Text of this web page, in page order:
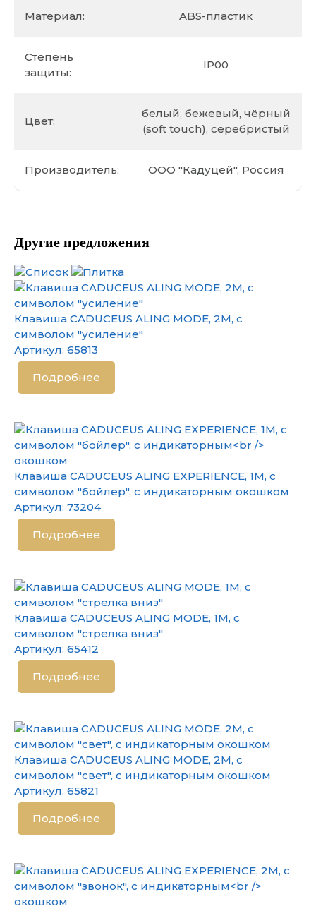
Материал: ABS-пластик
Степень
защиты:
IP00
Цвет:
белый, бежевый, чёрный
(soft touch), серебристый
Производитель: ООО "Кадуцей", Россия
Другие предложения
Клавиша CADUCEUS ALING MODE, 2М, с
символом "усиление"
Артикул: 65813
Подробнее
Клавиша CADUCEUS ALING EXPERIENCE, 1М, с
символом "бойлер", с индикаторным окошком
Артикул: 73204
Подробнее
Клавиша CADUCEUS ALING MODE, 1М, с
символом "стрелка вниз"
Артикул: 65412
Подробнее
Клавиша CADUCEUS ALING MODE, 2М, с
символом "свет", с индикаторным окошком
Артикул: 65821
Подробнее